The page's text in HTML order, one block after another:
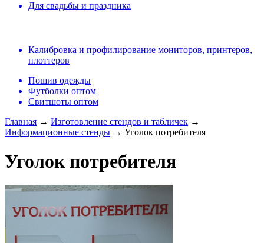
Для свадьбы и праздника
Калибровка и профилирование мониторов, принтеров,
плоттеров
Пошив одежды
Футболки оптом
Свитшоты оптом
Главная → Изготовление стендов и табличек →
Информационные стенды → Уголок потребителя
Уголок потребителя